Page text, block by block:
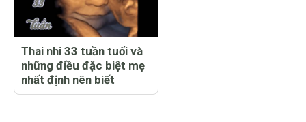
Thai nhi 33 tuần tuổi và
những điều đặc biệt mẹ
nhất định nên biết